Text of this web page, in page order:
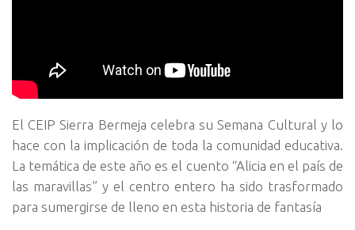
El CEIP Sierra Bermeja celebra su Semana Cultural y lo
hace con la implicación de toda la comunidad educativa.
La temática de este año es el cuento “Alicia en el país de
las maravillas” y el centro entero ha sido trasformado
para sumergirse de lleno en esta historia de fantasía